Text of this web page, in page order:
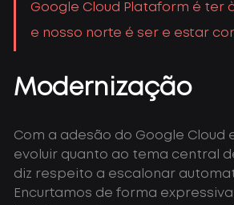
Google Cloud Plataform é ter
e nosso norte é ser e estar
Modernização
Com a adesão do Google
evoluir quanto ao tema central
diz respeito a escalonar
Encurtamos de forma